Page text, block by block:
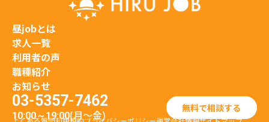
昼jobとは
求人一覧
利用者の声
職種紹介
お知らせ
03-5357-7462
10:00～19:00(月〜金) 無料で相談する